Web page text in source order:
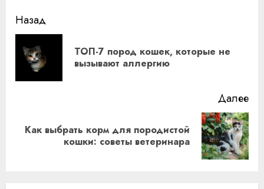
Продолжить
чтение
Назад
ТОП-7 пород кошек, которые не
вызывают аллергию
Далее
Следующая
Как выбрать корм для породистой
кошки: советы ветеринара